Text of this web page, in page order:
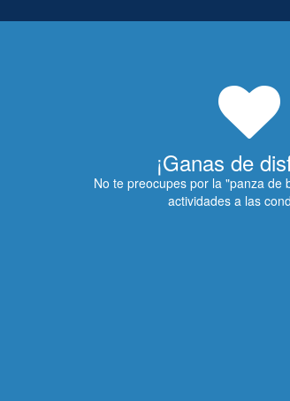
¡Ganas de
No te preocupes por la "panza de
actividades a las